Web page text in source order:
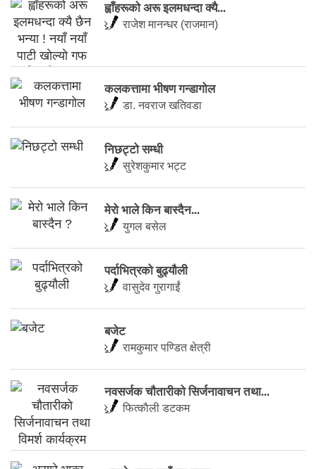
ह्वाँहरूकाे अरू इलमधन्दा क्यै...
राजेश मानन्धर (राजमान)
कलकत्तामा भीषण गन्डागोल
डा. नवराज खतिवडा
निछट्टो सम्धी
सुरेशकुमार भट्ट
मेरो भाले किन बास्दैन...
युगल बसेल
पर्दाभित्रको बुढ्यौली
वासुदेव गुरागाईं
बजेट
रामकुमार पण्डित क्षेत्री
नवसर्जक चाैतारीकाे सिर्जनावाचन तथा...
फित्काैली डटकम